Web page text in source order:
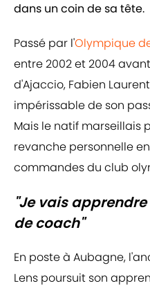
dans un coin de sa tête.
Passé par l'Olympique
entre 2002 et 2004
d'Ajaccio, Fabien
impérissable de son
Mais le natif marseillais
revanche personnelle
commandes du club
"Je vais
de coach"
En poste à Aubagne,
Lens poursuit son